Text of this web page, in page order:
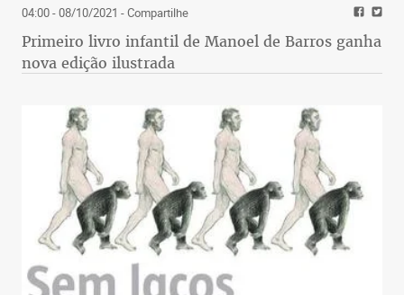
04:00 - 08/10/2021 - Compartilhe
Primeiro livro infantil de Manoel de Barros ganha
nova edição ilustrada